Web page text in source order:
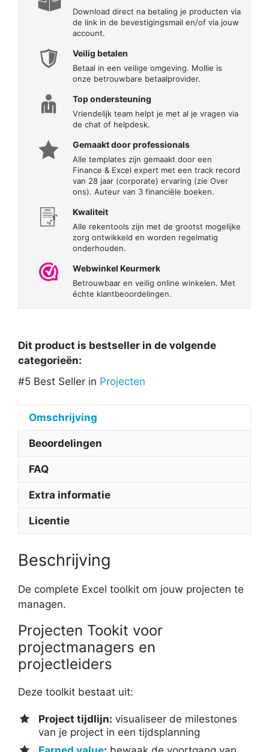
Download direct na betaling je producten via
de link in de bevestigingsmail en/of via jouw
account.
Veilig betalen
Betaal in een veilige omgeving. Mollie is
onze betrouwbare betaalprovider.
Top ondersteuning
Vriendelijk team helpt je met al je vragen via
de chat of helpdesk.
Gemaakt door professionals
Alle templates zijn gemaakt door een
Finance & Excel expert met een track record
van 28 jaar (corporate) ervaring (zie Over
ons). Auteur van 3 financiële boeken.
Kwaliteit
Alle rekentools zijn met de grootst mogelijke
zorg ontwikkeld en worden regelmatig
onderhouden.
Webwinkel Keurmerk
Betrouwbaar en veilig online winkelen. Met
échte klantbeoordelingen.
Dit product is bestseller in de volgende
categorieën:
#5 Best Seller in Projecten
Omschrijving
Beoordelingen
FAQ
Extra informatie
Licentie
Beschrijving
De complete Excel toolkit om jouw projecten te
managen.
Projecten Tookit voor
projectmanagers en
projectleiders
Deze toolkit bestaat uit:
Project tijdlijn: visualiseer de milestones
van je project in een tijdsplanning